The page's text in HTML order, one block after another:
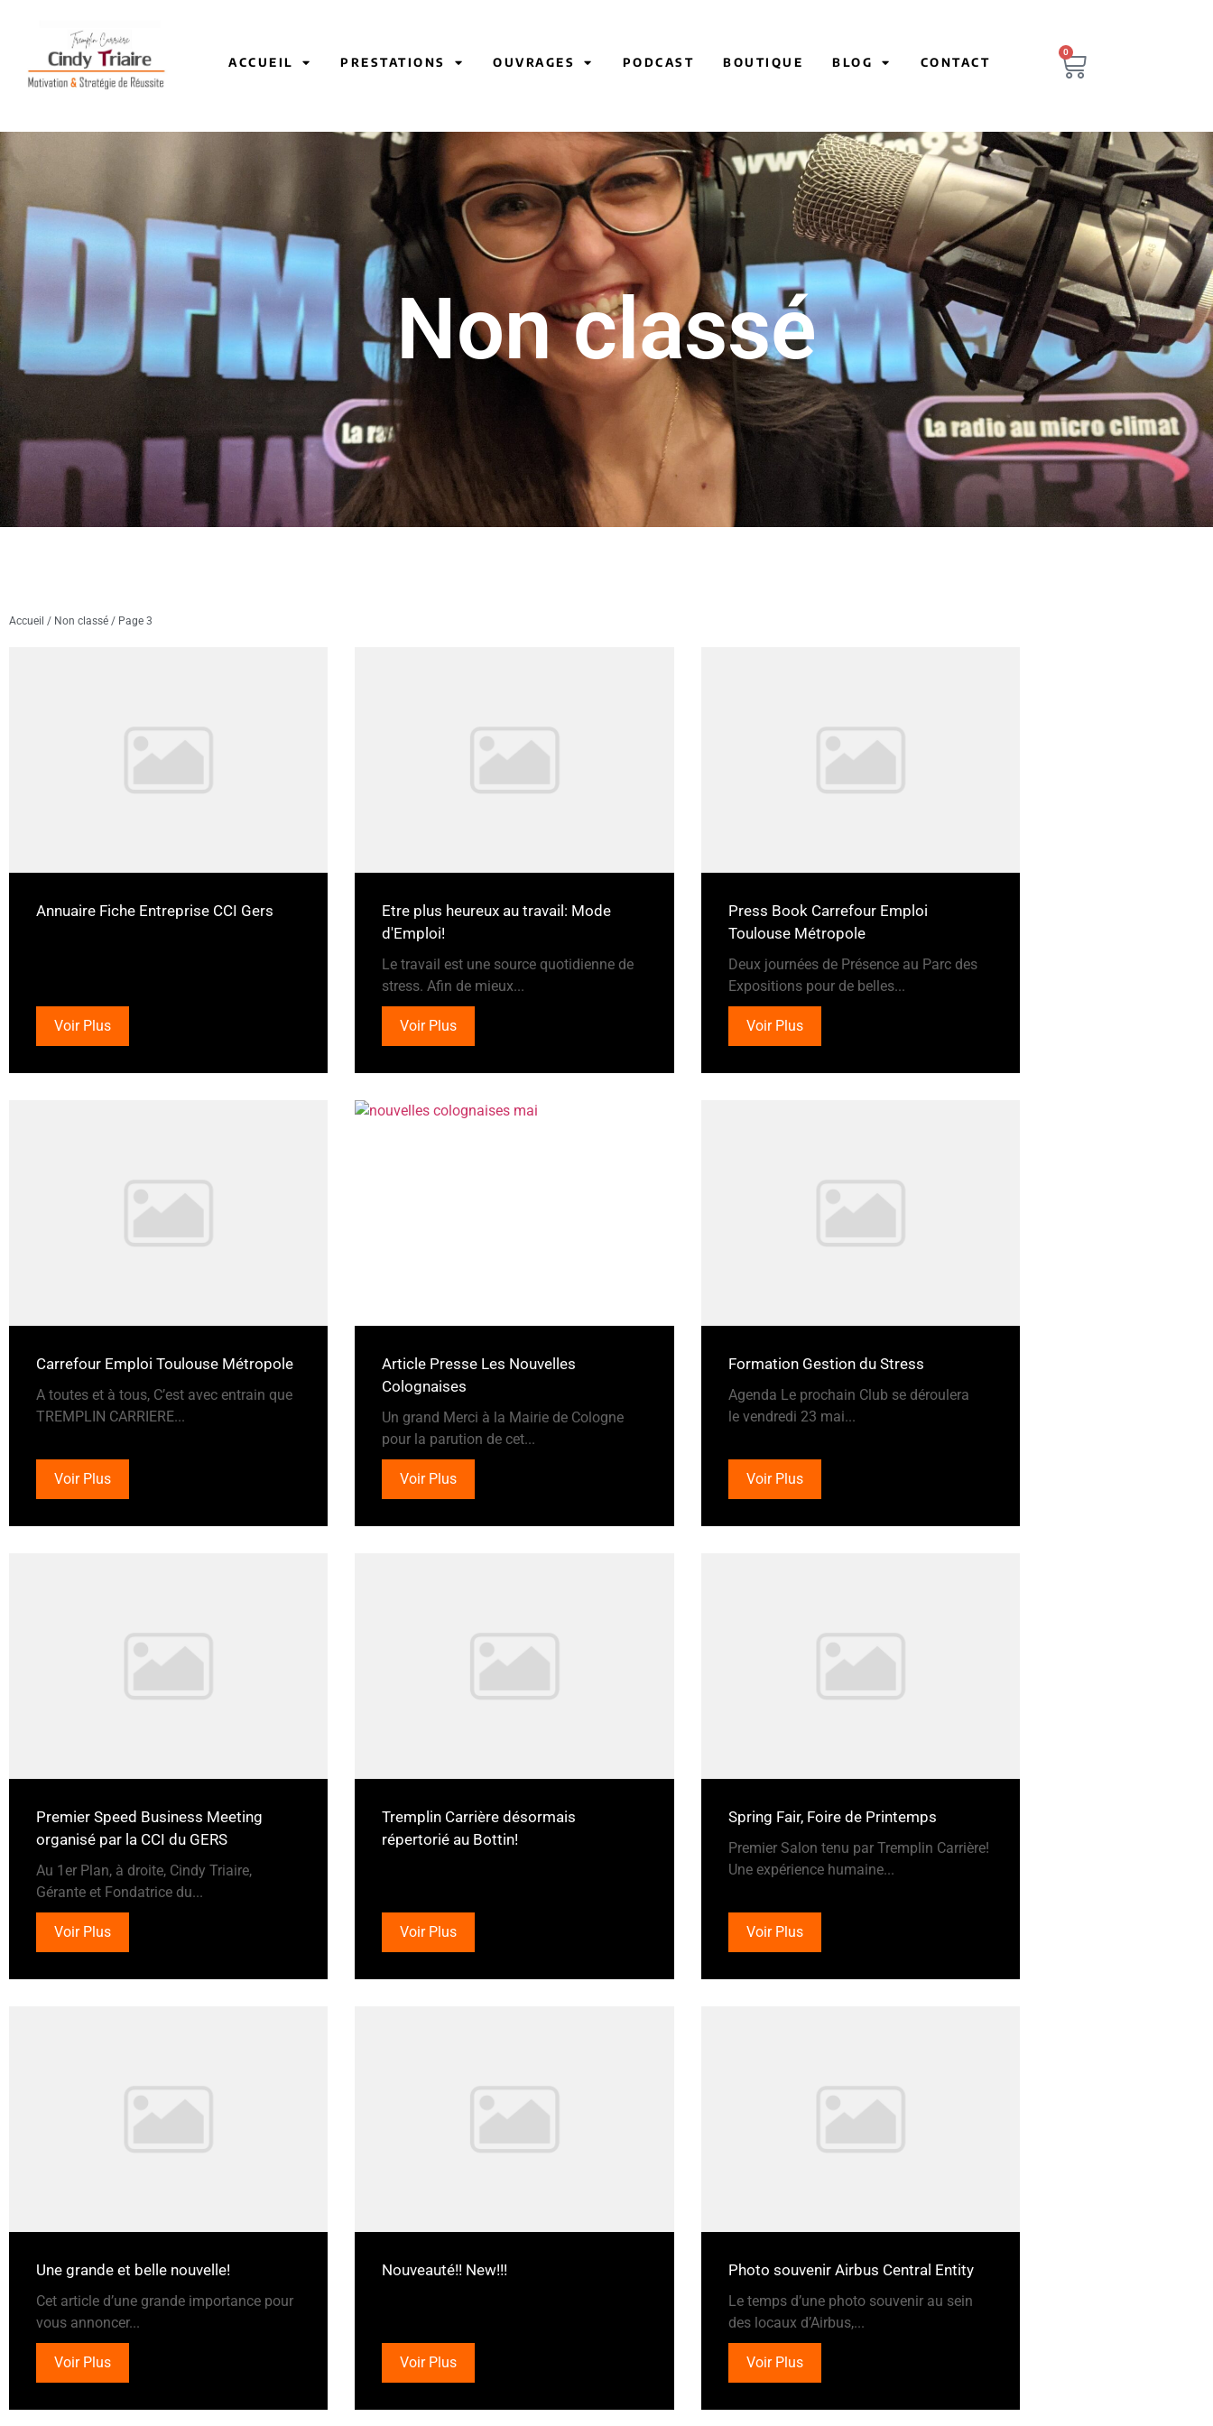
ACCUEIL PRESTATIONS OUVRAGES PODCAST BOUTIQUE BLOG CONTACT
0
Non classé
Accueil / Non classé / Page 3
Annuaire Fiche Entreprise CCI Gers
Voir Plus
Etre plus heureux au travail: Mode
d'Emploi!
Le travail est une source quotidienne de
stress. Afin de mieux...
Voir Plus
Press Book Carrefour Emploi
Toulouse Métropole
Deux journées de Présence au Parc des
Expositions pour de belles...
Voir Plus
Carrefour Emploi Toulouse Métropole
A toutes et à tous, C’est avec entrain que
TREMPLIN CARRIERE...
Voir Plus
Article Presse Les Nouvelles
Colognaises
Un grand Merci à la Mairie de Cologne
pour la parution de cet...
Voir Plus
Formation Gestion du Stress
Agenda Le prochain Club se déroulera
le vendredi 23 mai...
Voir Plus
Premier Speed Business Meeting
organisé par la CCI du GERS
Au 1er Plan, à droite, Cindy Triaire,
Gérante et Fondatrice du...
Voir Plus
Tremplin Carrière désormais
répertorié au Bottin!
Voir Plus
Spring Fair, Foire de Printemps
Premier Salon tenu par Tremplin Carrière!
Une expérience humaine...
Voir Plus
Une grande et belle nouvelle!
Cet article d’une grande importance pour
vous annoncer...
Voir Plus
Nouveauté!! New!!!
Voir Plus
Photo souvenir Airbus Central Entity
Le temps d’une photo souvenir au sein
des locaux d’Airbus,...
Voir Plus